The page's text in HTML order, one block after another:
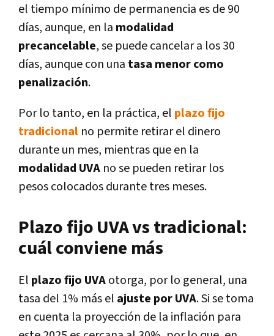
el tiempo mínimo de permanencia es de 90
días, aunque, en la modalidad
precancelable, se puede cancelar a los 30
días, aunque con una tasa menor como
penalización.
Por lo tanto, en la práctica, el plazo fijo
tradicional no permite retirar el dinero
durante un mes, mientras que en la
modalidad UVA no se pueden retirar los
pesos colocados durante tres meses.
Plazo fijo UVA vs tradicional:
cuál conviene más
El plazo fijo UVAotorga, por lo general, una
tasa del 1% más el ajuste por UVA. Si se toma
en cuenta la proyección de la inflación para